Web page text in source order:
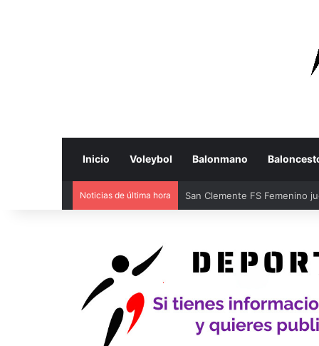
Inicio Voleybol Balonmano
Noticias de última hora San Clemente FS Femenino